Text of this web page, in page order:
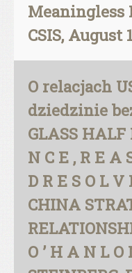
Meaningless
CSIS, August
O relacjach
dziedzinie
GLASS
N C E , R E A
D R E S O L
CHINA
O ’ H A N L